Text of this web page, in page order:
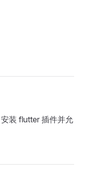
安装 flutter 插件并允